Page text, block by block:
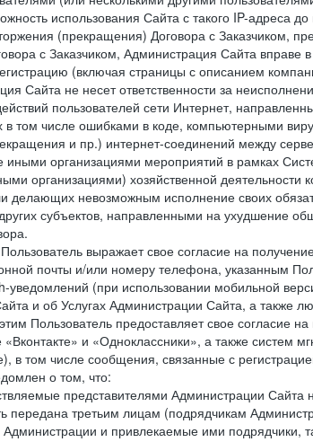
использования Сайта с такого IP-адреса
(прекращения) Договора с Заказчиком,
с Заказчиком, Администрация Сайта
(включая страницы с описанием
Сайта не несет ответственности за
пользователей сети Интернет,
в том числе ошибками в коде, компьютерными
и пр.) интернет-соединений между
иными организациями мероприятий в рамках
организациями) хозяйственной
делающих невозможным исполнение своих
субъектов, направленными на ухудшение
выражает свое согласие на
почты и/или номеру телефона, указанным
уведомлений (при использовании мобильной
и об Услугах Администрации Сайта, а также
Пользователь предоставляет свое
«Вконтакте» и «Одноклассники», а также
в том числе сообщения, связанные с
о том, что:
представителями Администрации Сайта
передана третьим лицам (подрядчикам
и привлекаемые ими подрядчики,